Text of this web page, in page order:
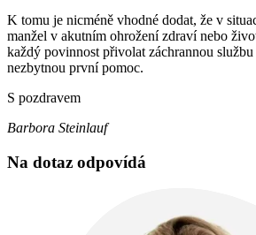
K tomu je nicméně vhodné dodat, že v
manžel v akutním ohrožení zdraví nebo
každý povinnost přivolat záchrannou
nezbytnou první pomoc.
S pozdravem
Barbora Steinlauf
Na dotaz odpovídá